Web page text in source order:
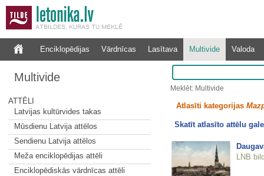
Enciklopēdijas Vārdnīcas Lasītava Multivide Valoda
Multivide
ATTĒLI
Latvijas kultūrvides takas
Mūsdienu Latvija attēlos
Sendienu Latvija attēlos
Meža enciklopēdijas attēli
Enciklopēdiskās vārdnīcas attēli
Meklēt: Multivide
Atlasīti kategorijas
Skatīt atlasīto attēlu
LNB